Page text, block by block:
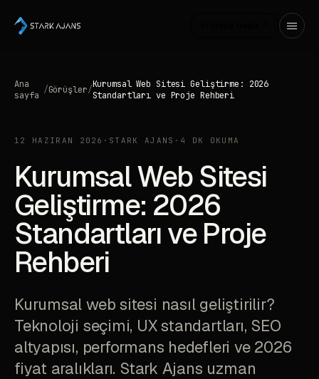
Ana
sayfa /Görüşler/Kurumsal Web Sitesi Geliştirme: 2026
Standartları ve Proje Rehberi
12 HAZIRAN 2026 · STARK AJANS · 4 DK OKUMA
Kurumsal Web Sitesi
Geliştirme: 2026
Standartları ve Proje
Rehberi
Kurumsal web sitesi nasıl geliştirilir?
Teknoloji seçimi, UX standartları, SEO
altyapısı, performans hedefleri ve 2026
fiyat aralıkları. Stark Ajans uzman